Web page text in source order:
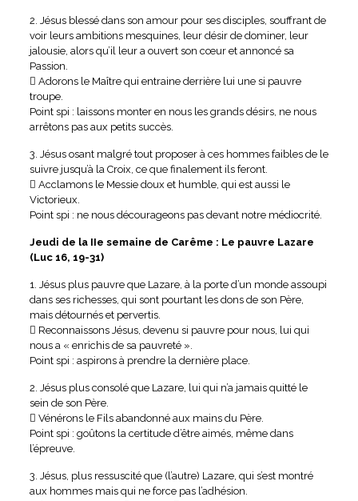
2. Jésus blessé dans son amour pour ses disciples, souffrant de
voir leurs ambitions mesquines, leur désir de dominer, leur
jalousie, alors qu’il leur a ouvert son cœur et annoncé sa
Passion.
 Adorons le Maître qui entraine derrière lui une si pauvre
troupe.
Point spi : laissons monter en nous les grands désirs, ne nous
arrêtons pas aux petits succès.
3. Jésus osant malgré tout proposer à ces hommes faibles de le
suivre jusqu’à la Croix, ce que finalement ils feront.
 Acclamons le Messie doux et humble, qui est aussi le
Victorieux.
Point spi : ne nous décourageons pas devant notre médiocrité.
Jeudi de la IIe semaine de Carême : Le pauvre Lazare
(Luc 16, 19-31)
1. Jésus plus pauvre que Lazare, à la porte d’un monde assoupi
dans ses richesses, qui sont pourtant les dons de son Père,
mais détournés et pervertis.
 Reconnaissons Jésus, devenu si pauvre pour nous, lui qui
nous a « enrichis de sa pauvreté ».
Point spi : aspirons à prendre la dernière place.
2. Jésus plus consolé que Lazare, lui qui n’a jamais quitté le
sein de son Père.
 Vénérons le Fils abandonné aux mains du Père.
Point spi : goûtons la certitude d’être aimés, même dans
l’épreuve.
3. Jésus, plus ressuscité que (l’autre) Lazare, qui s’est montré
aux hommes mais qui ne force pas l’adhésion.